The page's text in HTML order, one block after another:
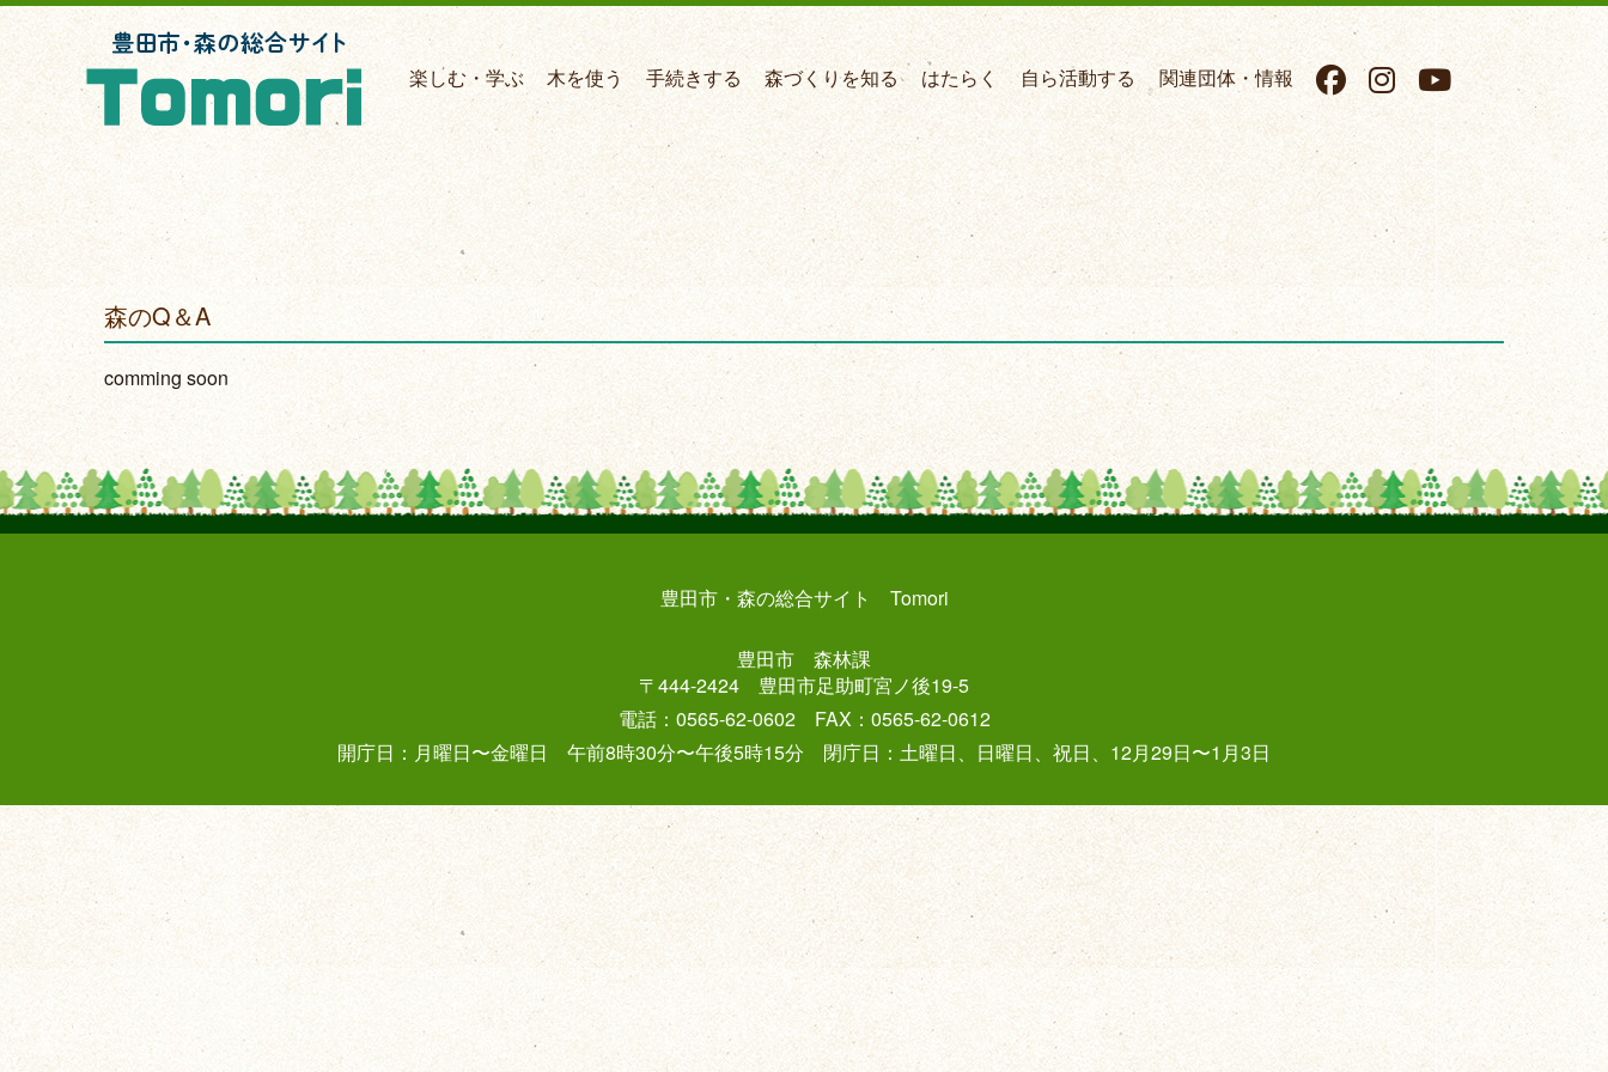
楽しむ・学ぶ 木を使う 手続きする 森づくりを知る はたらく 自ら活動する 関連団体・情報
森のQ＆A
comming soon
豊田市・森の総合サイト Tomori
豊田市 森林課
〒444-2424 豊田市足助町宮ノ後19-5
電話：0565-62-0602 FAX：0565-62-0612
開庁日：月曜日〜金曜日 午前8時30分〜午後5時15分 閉庁日：土曜日、日曜日、祝日、12月29日〜1月3日